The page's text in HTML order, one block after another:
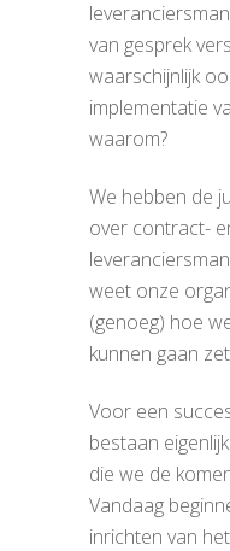
van gesprek
waarschijnlijk
implementatie
waarom?
We hebben de
over contract-
weet onze
(genoeg) hoe
kunnen gaan
Voor een
bestaan
die we de
Vandaag
inrichten van